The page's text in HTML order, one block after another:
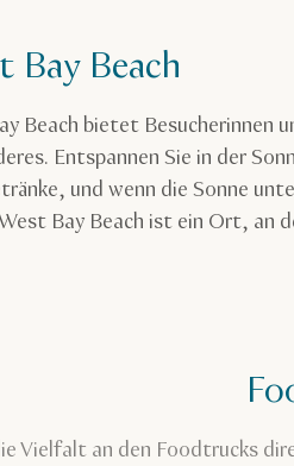
Bay Beach
Beach bietet Besucherinnen
Entspannen Sie in der
und wenn die Sonne
Bay Beach ist ein Ort, an
Vielfalt an den Foodtrucks